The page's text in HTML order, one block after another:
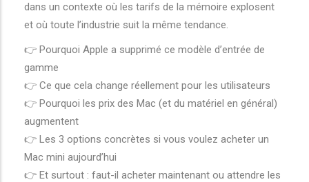
dans un contexte où les tarifs de la mémoire explosent
et où toute l’industrie suit la même tendance.
👉 Pourquoi Apple a supprimé ce modèle d’entrée de
gamme
👉 Ce que cela change réellement pour les utilisateurs
👉 Pourquoi les prix des Mac (et du matériel en général)
augmentent
👉 Les 3 options concrètes si vous voulez acheter un
Mac mini aujourd’hui
👉 Et surtout : faut-il acheter maintenant ou attendre les